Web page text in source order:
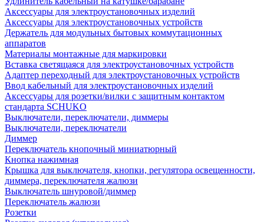
Аксессуары для электроустановочных изделий
Аксессуары для электроустановочных устройств
Держатель для модульных бытовых коммутационных
аппаратов
Материалы монтажные для маркировки
Вставка светящаяся для электроустановочных устройств
Адаптер переходный для электроустановочных устройств
Ввод кабельный для электроустановочных изделий
Аксессуары для розетки/вилки с защитным контактом
стандарта SCHUKO
Выключатели, переключатели, диммеры
Выключатели, переключатели
Диммер
Переключатель кнопочный миниатюрный
Кнопка нажимная
Крышка для выключателя, кнопки, регулятора освещенности,
диммера, переключателя жалюзи
Выключатель шнуровой/диммер
Переключатель жалюзи
Розетки